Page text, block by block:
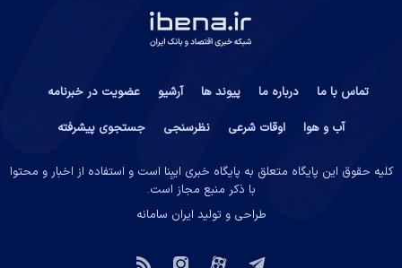
تماس با ما درباره ما پیوند ها آرشیو
عضویت در خبرنامه
آب و هوا
اوقات شرعی نظرسنجی جستجوی پیشرفته
کلیه حقوق این پایگاه متعلق به پایگاه خبری ایبِنا است و استفاده از اخبار و محتوا
با ذکر منبع مجاز است.
طراحی و تولید ایران سامانه